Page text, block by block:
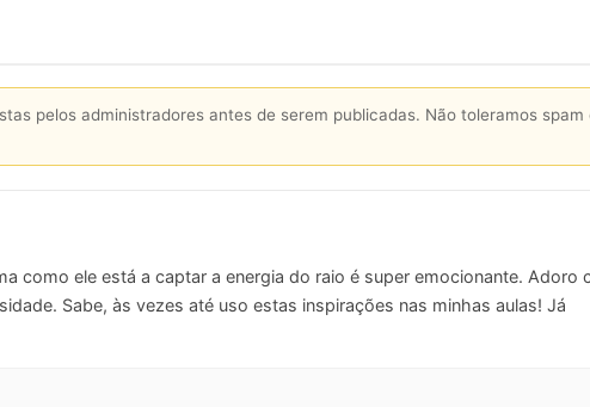
pelos administradores antes de serem publicadas. Não toleramos spam
como ele está a captar a energia do raio é super emocionante. Adoro
Sabe, às vezes até uso estas inspirações nas minhas aulas! Já